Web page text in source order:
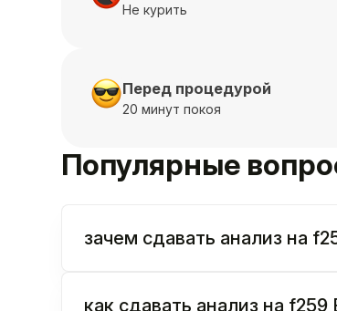
Не курить
Перед процедурой
20 минут покоя
Популярные
зачем сдавать анализ на
как сдавать анализ на